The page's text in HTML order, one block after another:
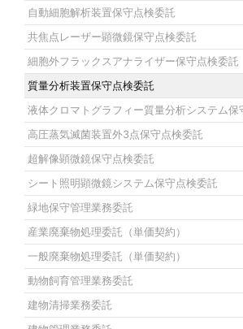
自動細胞解析装置保守点検委託
共焦点レーザー顕微鏡保守点検委託
細胞外フラックスアナライザー保守点検委託
質量分析装置保守点検委託
液体クロマトグラフィー質量分析システム保
高圧蒸気滅菌装置外3点保守点検委託
超解像顕微鏡保守点検委託
シート照明顕微鏡システム保守点検委託
緑地保守管理業務委託
産業廃棄物処理委託（単価契約）
一般廃棄物処理委託（単価契約）
動物飼育管理業務委託
建物清掃業務委託